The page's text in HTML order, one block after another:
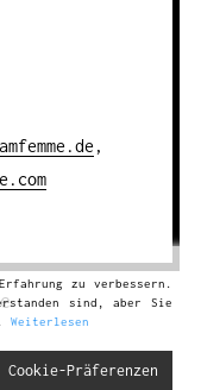
,
zu verbessern.
sind, aber Sie
Weiterlesen
Cookie-Präferenzen